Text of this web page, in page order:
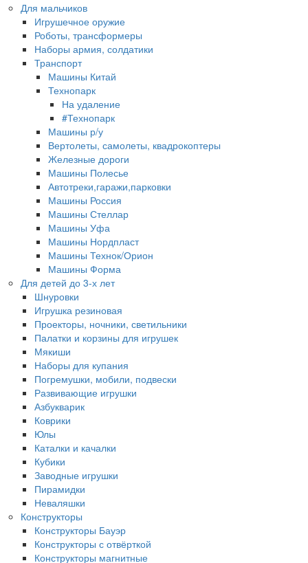
Для мальчиков
Игрушечное оружие
Роботы, трансформеры
Наборы армия, солдатики
Транспорт
Машины Китай
Технопарк
На удаление
#Технопарк
Машины р/у
Вертолеты, самолеты, квадрокоптеры
Железные дороги
Машины Полесье
Автотреки,гаражи,парковки
Машины Россия
Машины Стеллар
Машины Уфа
Машины Нордпласт
Машины Технок/Орион
Машины Форма
Для детей до 3-х лет
Шнуровки
Игрушка резиновая
Проекторы, ночники, светильники
Палатки и корзины для игрушек
Мякиши
Наборы для купания
Погремушки, мобили, подвески
Развивающие игрушки
Азбукварик
Коврики
Юлы
Каталки и качалки
Кубики
Заводные игрушки
Пирамидки
Неваляшки
Конструкторы
Конструкторы Бауэр
Конструкторы с отвёрткой
Конструкторы магнитные